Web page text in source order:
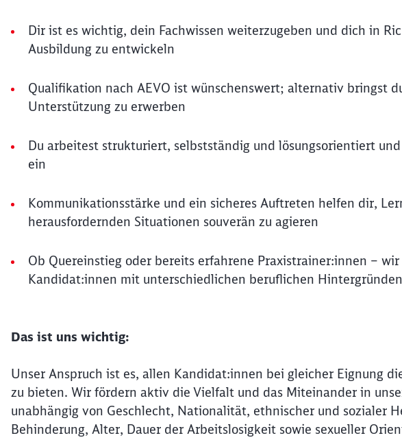
Dir ist es wichtig, dein Fachwissen weiterzugeben und dich in
Ausbildung zu entwickeln
Qualifikation nach AEVO ist wünschenswert; alternativ bringst
Unterstützung zu erwerben
Du arbeitest strukturiert, selbstständig und lösungsorientiert
ein
Kommunikationsstärke und ein sicheres Auftreten helfen dir,
herausfordernden Situationen souverän zu agieren
Ob Quereinstieg oder bereits erfahrene Praxistrainer:innen –
Kandidat:innen mit unterschiedlichen beruflichen Hintergründen
Das ist uns wichtig:
Unser Anspruch ist es, allen Kandidat:innen bei gleicher Eignung
zu bieten. Wir fördern aktiv die Vielfalt und das Miteinander in
unabhängig von Geschlecht, Nationalität, ethnischer und sozialer
Behinderung, Alter, Dauer der Arbeitslosigkeit sowie sexueller
Möchten Sie
Abbrechen